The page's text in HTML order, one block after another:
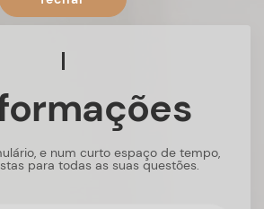
e num curto espaço de tempo,
para todas as suas questões.